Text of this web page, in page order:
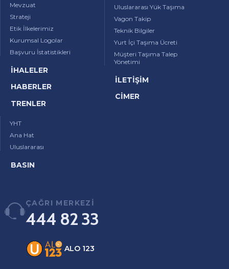
Mevzuat
Strateji
Etik İlkelerimiz
Kurumsal Logolar
Başvuru İstatistikleri
İHALELER
HABERLER
TRENLER
YHT
Ana Hat
Uluslararası
BASIN
Uluslararası Yük Taşıma
Vagon Takip
Teknik Bilgiler
Yurt İçi Taşıma Ücreti
Müşteri Taşıma Talep
Yönetimi
İLETİŞİM
CİMER
ÇAĞRI MERKEZİ
444 82 33
ALO 123